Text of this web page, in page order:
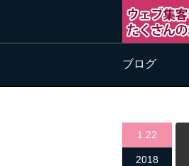
ブログ
1.22
2018